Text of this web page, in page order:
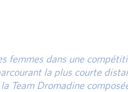
femmes dans une
la plus courte
Team Dromadine